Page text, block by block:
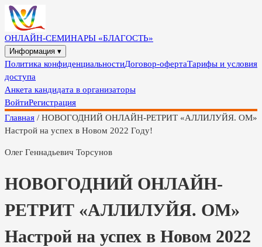
ОНЛАЙН-СЕМИНАРЫ «БЛАГОСТЬ»
Информация ▾
Политика конфиденциальностиДоговор-офертаТарифы и условия
доступа
Анкета кандидата в организаторы
ВойтиРегистрация
Главная / НОВОГОДНИЙ ОНЛАЙН-РЕТРИТ «АЛЛИЛУЙЯ. ОМ»
Настрой на успех в Новом 2022 Году!
Олег Геннадьевич Торсунов
НОВОГОДНИЙ ОНЛАЙН-
РЕТРИТ «АЛЛИЛУЙЯ. ОМ»
Настрой на успех в Новом 2022